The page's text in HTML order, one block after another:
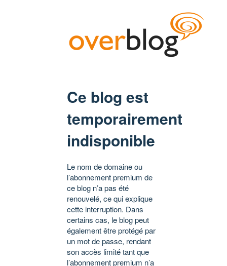
Ce blog est
temporairement
indisponible
Le nom de domaine ou
l’abonnement premium de
ce blog n’a pas été
renouvelé, ce qui explique
cette interruption. Dans
certains cas, le blog peut
également être protégé par
un mot de passe, rendant
son accès limité tant que
l’abonnement premium n’a